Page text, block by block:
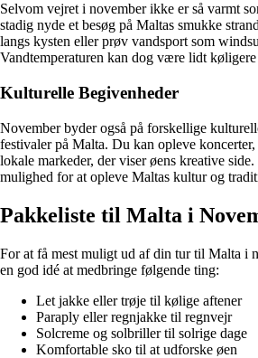
Selvom vejret i november ikke er så varmt
stadig nyde et besøg på Maltas smukke
langs kysten eller prøv vandsport som
Vandtemperaturen kan dog være lidt køligere
Kulturelle Begivenheder
November byder også på forskellige
festivaler på Malta. Du kan opleve
lokale markeder, der viser øens kreative
mulighed for at opleve Maltas kultur og
Pakkeliste til Malta i
For at få mest muligt ud af din tur til Malta i
en god idé at medbringe følgende ting:
Let jakke eller trøje til kølige aftener
Paraply eller regnjakke til regnvejr
Solcreme og solbriller til solrige dage
Komfortable sko til at udforske øen